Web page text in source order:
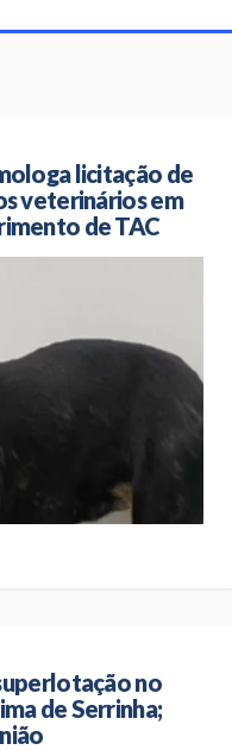
licitação de
veterinários em
de TAC
no
de Serrinha;